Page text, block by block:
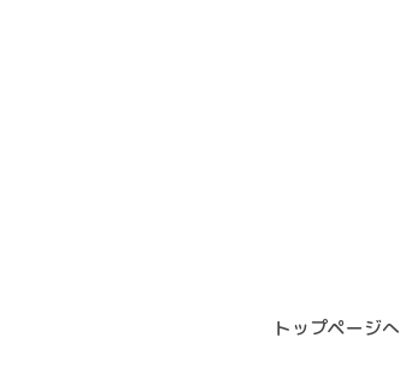
トップページへ